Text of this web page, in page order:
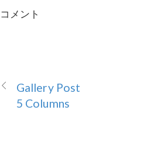
コメント
Gallery Post
5 Columns